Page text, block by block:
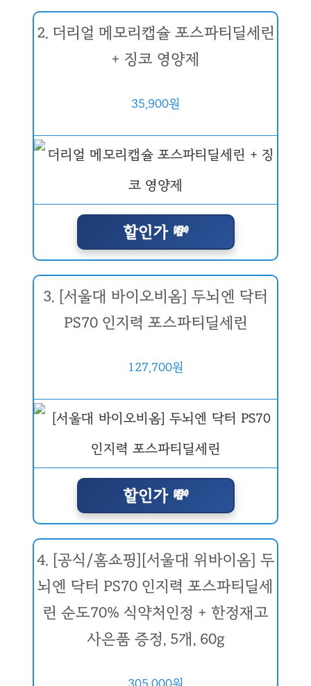
2. 더리얼 메모리캡슐 포스파티딜세린
+ 징코 영양제
35,900원
할인가 💸
3. [서울대 바이오비옴] 두뇌엔 닥터
PS70 인지력 포스파티딜세린
127,700원
할인가 💸
4. [공식/홈쇼핑][서울대 위바이옴] 두
뇌엔 닥터 PS70 인지력 포스파티딜세
린 순도70% 식약처인정 + 한정재고
사은품 증정, 5개, 60g